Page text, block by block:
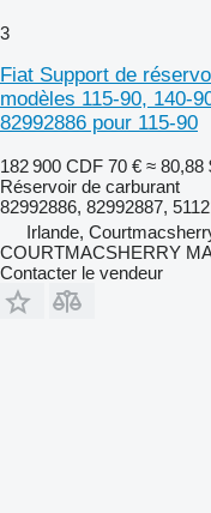
3
Fiat Support de
modèles 115-90, 140-
82992886 pour 115-90
182 900 CDF 70 € ≈ 80,88
Réservoir de carburant
82992886, 82992887,
Irlande,
COURTMACSHERRY
Contacter le vendeur